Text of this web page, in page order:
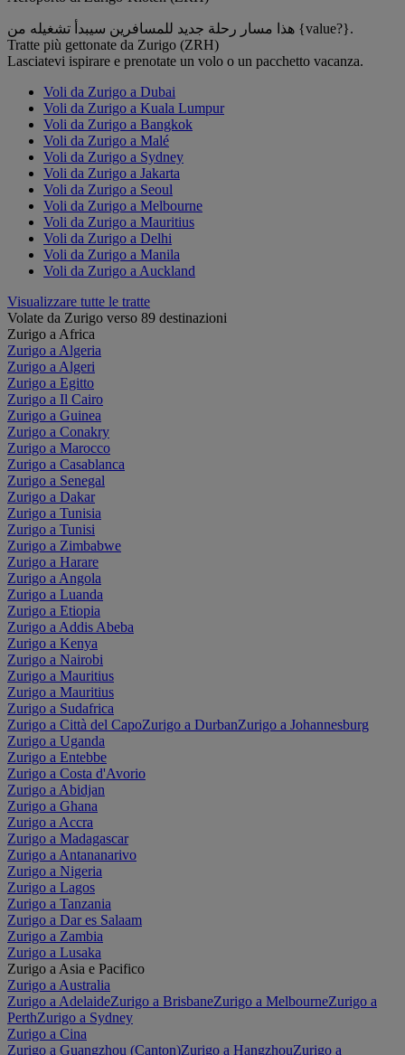
هذا مسار رحلة جديد للمسافرين سيبدأ تشغيله من {value?}.
Tratte più gettonate da Zurigo (ZRH)
Lasciatevi ispirare e prenotate un volo o un pacchetto vacanza.
Voli da Zurigo a Dubai
Voli da Zurigo a Kuala Lumpur
Voli da Zurigo a Bangkok
Voli da Zurigo a Malé
Voli da Zurigo a Sydney
Voli da Zurigo a Jakarta
Voli da Zurigo a Seoul
Voli da Zurigo a Melbourne
Voli da Zurigo a Mauritius
Voli da Zurigo a Delhi
Voli da Zurigo a Manila
Voli da Zurigo a Auckland
Visualizzare tutte le tratte
Volate da Zurigo verso 89 destinazioni
Zurigo a Africa
Zurigo a Algeria
Zurigo a Algeri
Zurigo a Egitto
Zurigo a Il Cairo
Zurigo a Guinea
Zurigo a Conakry
Zurigo a Marocco
Zurigo a Casablanca
Zurigo a Senegal
Zurigo a Dakar
Zurigo a Tunisia
Zurigo a Tunisi
Zurigo a Zimbabwe
Zurigo a Harare
Zurigo a Angola
Zurigo a Luanda
Zurigo a Etiopia
Zurigo a Addis Abeba
Zurigo a Kenya
Zurigo a Nairobi
Zurigo a Mauritius
Zurigo a Mauritius
Zurigo a Sudafrica
Zurigo a Città del CapoZurigo a DurbanZurigo a Johannesburg
Zurigo a Uganda
Zurigo a Entebbe
Zurigo a Costa d'Avorio
Zurigo a Abidjan
Zurigo a Ghana
Zurigo a Accra
Zurigo a Madagascar
Zurigo a Antananarivo
Zurigo a Nigeria
Zurigo a Lagos
Zurigo a Tanzania
Zurigo a Dar es Salaam
Zurigo a Zambia
Zurigo a Lusaka
Zurigo a Asia e Pacifico
Zurigo a Australia
Zurigo a AdelaideZurigo a BrisbaneZurigo a MelbourneZurigo a
PerthZurigo a Sydney
Zurigo a Cina
Zurigo a Guangzhou (Canton)Zurigo a HangzhouZurigo a